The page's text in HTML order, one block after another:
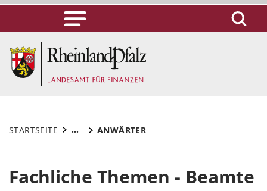
STARTSEITE ... ANWÄRTER
Fachliche Themen - Beamte